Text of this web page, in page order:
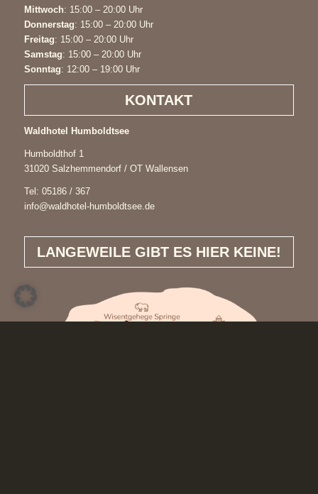
Mittwoch: 15:00 – 20:00 Uhr
Donnerstag: 15:00 – 20:00 Uhr
Freitag: 15:00 – 20:00 Uhr
Samstag: 15:00 – 20:00 Uhr
Sonntag: 12:00 – 19:00 Uhr
KONTAKT
Waldhotel Humboldtsee
Humboldthof 1
31020 Salzhemmendorf / OT Wallensen
Tel: 05186 / 367
info@waldhotel-humboldtsee.de
LANGEWEILE GIBT ES HIER KEINE!